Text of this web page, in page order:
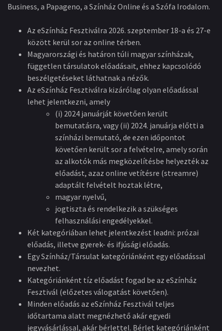
Business, a Papageno, a Színház Online és a Szófa Irodalom.
Az eSzínház Fesztiválra 2026. szeptember 18-a és 27-e
között kerül sor az online térben.
Magyarországi és határon túli magyar színházak,
független társulatok előadásait, ehhez kapcsolódó
beszélgetéseket láthatnak a nézők.
Az eSzínház Fesztiválra kizárólag olyan előadással
lehet jelentkezni, amely
(i) 2024 januárját követően került
bemutatásra, vagy (ii) 2024. januárja előtti a
színházi bemutató, de ezen időpontot
követően került sor a felvételre, amely során
az alkotók más megközelítésbe helyezték az
előadást, azaz online vetítésre (streamre)
adaptált felvételt hoztak létre,
magyar nyelvű,
jogtiszta és rendelkezik a szükséges
felhasználási engedélyekkel.
Két kategóriában lehet jelentkezést leadni: prózai
előadás, illetve gyerek- és ifjúsági előadás.
Egy Színház/Társulat kategóriánként egy előadással
nevezhet.
Kategóriánként tíz előadást fogad be az eSzínház
Fesztivál (előzetes válogatást követően).
Minden előadás az eSzínház Fesztivál teljes
időtartama alatt megnézhető akár egyedi
jegyvásárlással, akár bérlettel. Bérlet kategóriánként